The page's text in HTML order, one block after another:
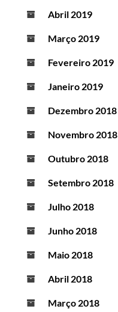
Abril 2019
Março 2019
Fevereiro 2019
Janeiro 2019
Dezembro 2018
Novembro 2018
Outubro 2018
Setembro 2018
Julho 2018
Junho 2018
Maio 2018
Abril 2018
Março 2018